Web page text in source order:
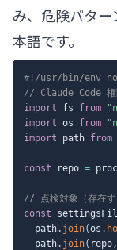
み、危険パター
本語です。
#!/usr/bin/env
// Claude Code 権
import fs from
import os from
import path from
const repo =
// 点検対象（存在す
const
  path
. join(os .
  path
. join( repo,